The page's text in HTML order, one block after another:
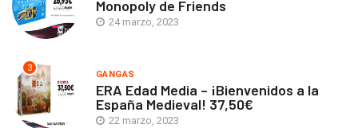
Monopoly de Friends
24 marzo, 2023
3
GANGAS
ERA Edad Media – ¡Bienvenidos a la
España Medieval! 37,50€
22 marzo, 2023